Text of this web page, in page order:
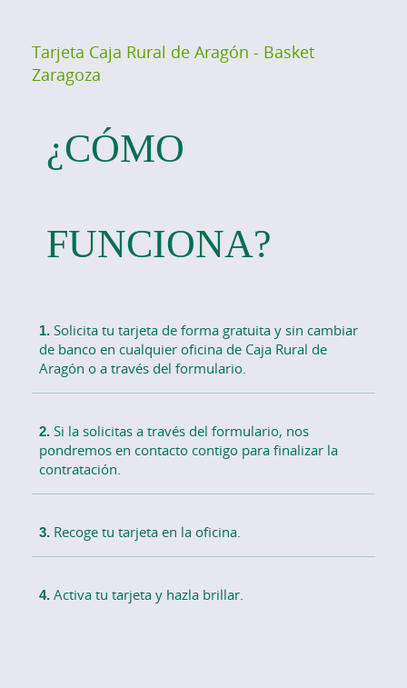
Tarjeta Caja Rural de Aragón - Basket
Zaragoza
¿CÓMO
FUNCIONA?
1.Solicita tu tarjeta de forma gratuita y sin cambiar
de banco en cualquier oficina de Caja Rural de
Aragón o a través del formulario.
2.Si la solicitas a través del formulario, nos
pondremos en contacto contigo para finalizar la
contratación.
3. Recoge tu tarjeta en la oficina.
4.Activa tu tarjeta y hazla brillar.